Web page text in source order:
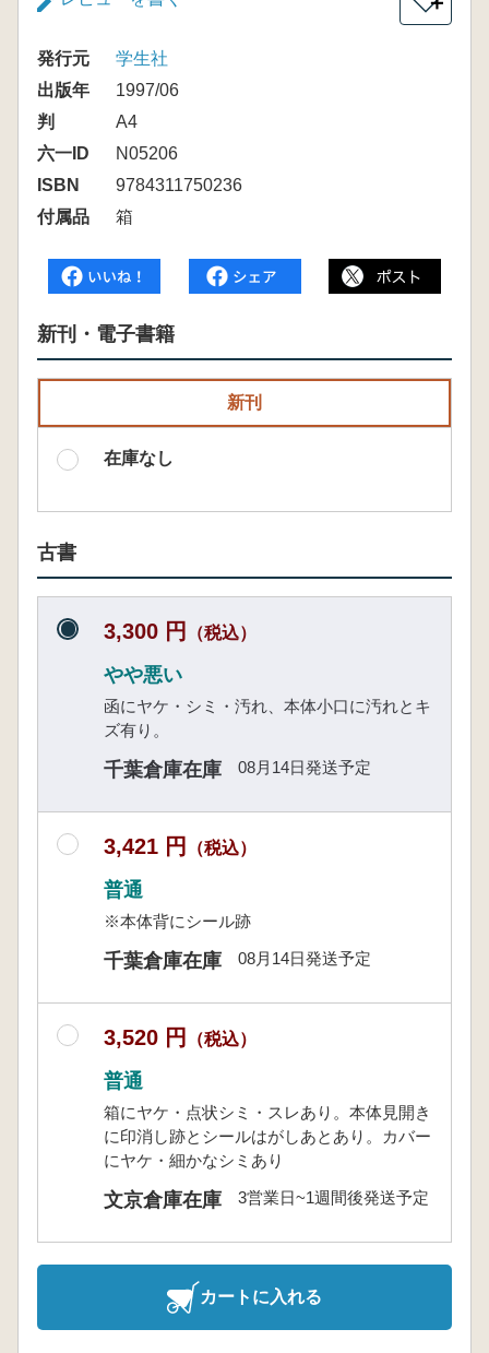
発行元
学生社
出版年
1997/06
判
A4
六一ID
N05206
ISBN
9784311750236
付属品
箱
新刊・電子書籍
新刊
在庫なし
古書
3,300 円 （税込）
やや悪い
函にヤケ・シミ・汚れ、本体小口に汚れとキ
ズ有り。
千葉倉庫在庫 08月14日発送予定
3,421 円 （税込）
普通
※本体背にシール跡
千葉倉庫在庫 08月14日発送予定
3,520 円 （税込）
普通
箱にヤケ・点状シミ・スレあり。本体見開き
に印消し跡とシールはがしあとあり。カバー
にヤケ・細かなシミあり
文京倉庫在庫 3営業日~1週間後発送予定
カートに入れる